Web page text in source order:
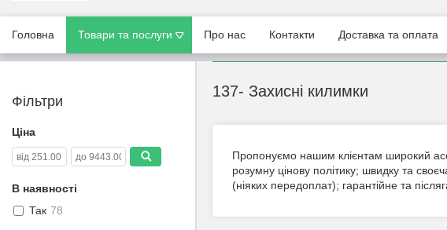
Головна Товари та послуги Про нас Контакти Доставка та оплата
137- Захисні килимки
Пропонуємо нашим клієнтам широкий
розумну цінову політику; швидку та
(ніяких передоплат); гарантійне та
Фільтри
Ціна
В наявності
Так 78